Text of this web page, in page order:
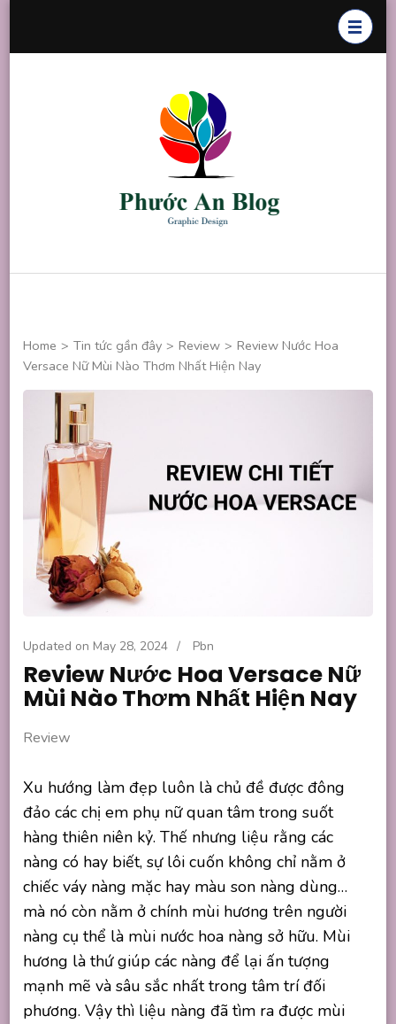
Home > Tin tức gần đây > Review > Review Nước Hoa
Versace Nữ Mùi Nào Thơm Nhất Hiện Nay
Updated on May 28, 2024 / Pbn
Review Nước Hoa Versace Nữ
Mùi Nào Thơm Nhất Hiện Nay
Review
Xu hướng làm đẹp luôn là chủ đề được đông
đảo các chị em phụ nữ quan tâm trong suốt
hàng thiên niên kỷ. Thế nhưng liệu rằng các
nàng có hay biết, sự lôi cuốn không chỉ nằm ở
chiếc váy nàng mặc hay màu son nàng dùng…
mà nó còn nằm ở chính mùi hương trên người
nàng cụ thể là mùi nước hoa nàng sở hữu. Mùi
hương là thứ giúp các nàng để lại ấn tượng
mạnh mẽ và sâu sắc nhất trong tâm trí đối
phương. Vậy thì liệu nàng đã tìm ra được mùi